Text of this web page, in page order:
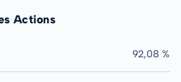
Actions
92,08 %